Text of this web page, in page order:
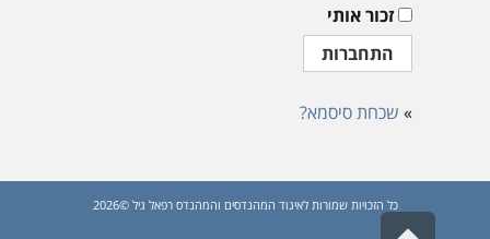
זכור אותי
» שכחת סיסמא?
כל הזכויות שמורות לאיגוד המהנדסים והמהנדס רפאל גיל ©2026